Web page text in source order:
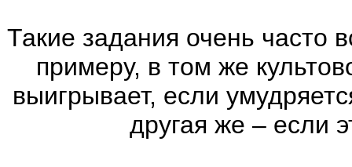
Такие задания очень часто
примеру, в том же
выигрывает, если
другая же – если